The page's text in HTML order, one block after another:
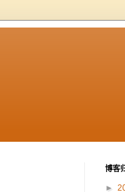
博客
►